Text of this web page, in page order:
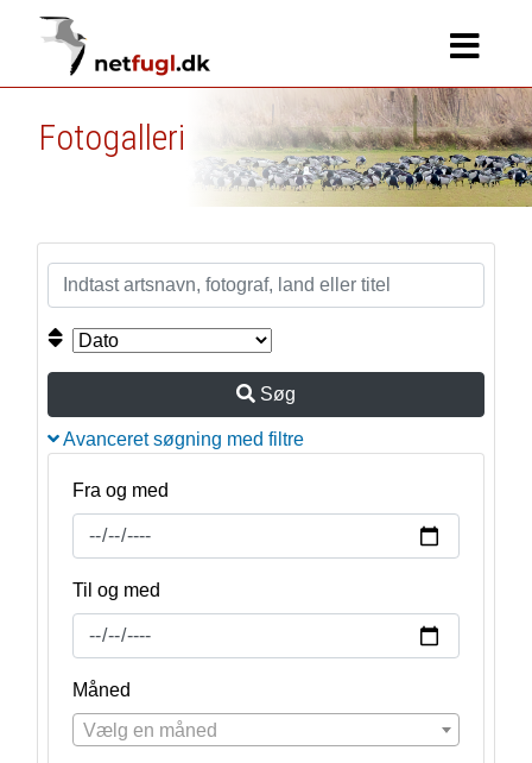
Fotogalleri
Søg
Avanceret søgning med filtre
Fra og med
Til og med
Måned
Vælg en måned